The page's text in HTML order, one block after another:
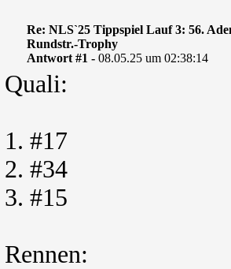
Re: NLS`25 Tippspiel Lauf 3: 56.
Rundstr.-Trophy
Antwort #1 - 08.05.25 um 02:38:14
Quali:
1. #17
2. #34
3. #15
Rennen: